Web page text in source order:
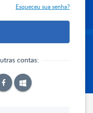
Esqueceu sua senha?
contas: